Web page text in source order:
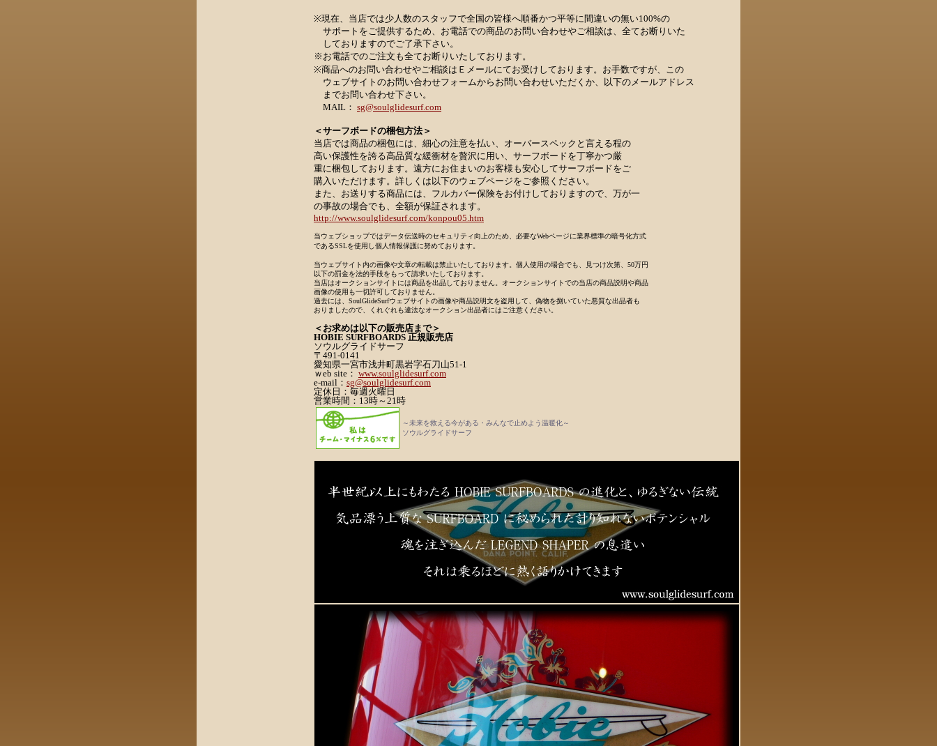
※現在、当店では少人数のスタッフで全国の皆様へ順番かつ平等に間違いの無い100%の
サポートをご提供するため、お電話での商品のお問い合わせやご相談は、全てお断りいた
しておりますのでご了承下さい。
※お電話でのご注文も全てお断りいたしております。
※商品へのお問い合わせやご相談はＥメールにてお受けしております。お手数ですが、この
ウェブサイトのお問い合わせフォームからお問い合わせいただくか、以下のメールアドレス
までお問い合わせ下さい。
MAIL： sg@soulglidesurf.com
＜サーフボードの梱包方法＞
当店では商品の梱包には、細心の注意を払い、オーバースペックと言える程の
高い保護性を誇る高品質な緩衝材を贅沢に用い、サーフボードを丁寧かつ厳
重に梱包しております。遠方にお住まいのお客様も安心してサーフボードをご
購入いただけます。詳しくは以下のウェブページをご参照ください。
また、お送りする商品には、フルカバー保険をお付けしておりますので、万が一
の事故の場合でも、全額が保証されます。
http://www.soulglidesurf.com/konpou05.htm
当ウェブショップではデータ伝送時のセキュリティ向上のため、必要なWebページに業界標準の暗号化方式
であるSSLを使用し個人情報保護に努めております。
当ウェブサイト内の画像や文章の転載は禁止いたしております。個人使用の場合でも、見つけ次第、50万円
以下の罰金を法的手段をもって請求いたしております。
当店はオークションサイトには商品を出品しておりません。オークションサイトでの当店の商品説明や商品
画像の使用も一切許可しておりません。
過去には、SoulGlideSurfウェブサイトの画像や商品説明文を盗用して、偽物を捌いていた悪質な出品者も
おりましたので、くれぐれも違法なオークション出品者にはご注意ください。
＜お求めは以下の販売店まで＞
HOBIE SURFBOARDS 正規販売店
ソウルグライドサーフ
〒491-0141
愛知県一宮市浅井町黒岩字石刀山51-1
ｗeb site： www.soulglidesurf.com
e-mail： sg@soulglidesurf.com
定休日：毎週火曜日
営業時間：13時～21時
～未来を救える今がある・みんなで止めよう温暖化～
ソウルグライドサーフ